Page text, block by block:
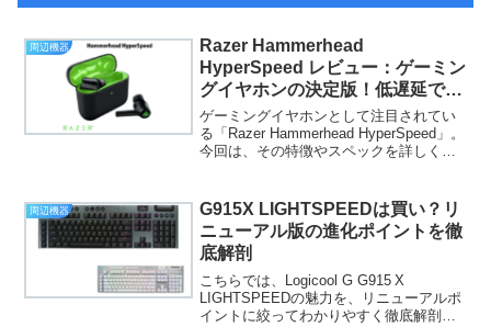
周辺機器
Razer Hammerhead
HyperSpeed レビュー：ゲーミン
グイヤホンの決定版！低遅延で快
適プレイ
ゲーミングイヤホンとして注目されてい
る「Razer Hammerhead HyperSpeed」。
今回は、その特徴やスペックを詳しく解
ームプレイやテレワーク環境を目指す...
周辺機器
G915X LIGHTSPEEDは買い？リ
ニューアル版の進化ポイントを徹
底解剖
こちらでは、Logicool G G915 X
LIGHTSPEEDの魅力を、リニューアルポ
イントに絞ってわかりやすく徹底解剖し